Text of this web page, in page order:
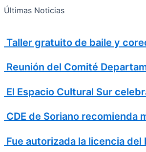
Ir
Últimas Noticias
Taller gratuito de baile y
Reunión del Comité
El Espacio Cultural Sur
CDE de Soriano
Fue autorizada la licencia
Search